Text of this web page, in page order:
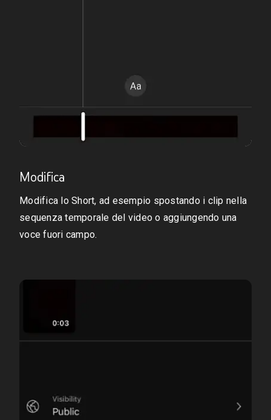
Modifica
Modifica lo Short, ad esempio spostando i clip nella
sequenza temporale del video o aggiungendo una
voce fuori campo.